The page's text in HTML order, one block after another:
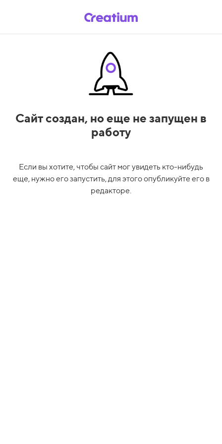
Сайт создан, но еще не запущен в
работу
Если вы хотите, чтобы сайт мог увидеть кто-нибудь
еще, нужно его запустить, для этого опубликуйте его в
редакторе.